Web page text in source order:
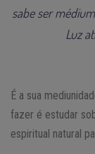
sabe ser
Luz
É a sua
fazer é estudar
espiritual natural